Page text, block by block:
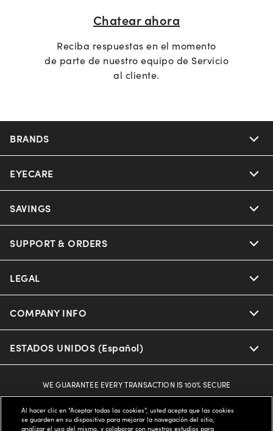
Chatear ahora
Reciba respuestas en el momento
de parte de nuestro equipo de Servicio
al cliente.
BRANDS
EYECARE
SAVINGS
SUPPORT & ORDERS
LEGAL
COMPANY INFO
ESTADOS UNIDOS (Español)
WE GUARANTEE EVERY TRANSACTION IS 100% SECURE
Buy now, pay later with Klarna*, Affirm or Cash App Afterpay.
Al hacer clic en “Aceptar todas las cookies”, usted acepta que las cookies
se guarden en su dispositivo para mejorar la navegación del sitio,
analizar el uso del mismo, y colaborar con nuestros estudios para